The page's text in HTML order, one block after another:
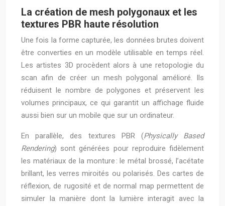
La création de mesh polygonaux et les
textures PBR haute résolution
Une fois la forme capturée, les données brutes doivent
être converties en un modèle utilisable en temps réel.
Les artistes 3D procèdent alors à une retopologie du
scan afin de créer un mesh polygonal amélioré. Ils
réduisent le nombre de polygones et préservent les
volumes principaux, ce qui garantit un affichage fluide
aussi bien sur un mobile que sur un ordinateur.
En parallèle, des textures PBR (Physically Based
Rendering) sont générées pour reproduire fidèlement
les matériaux de la monture : le métal brossé, l’acétate
brillant, les verres miroités ou polarisés. Des cartes de
réflexion, de rugosité et de normal map permettent de
simuler la manière dont la lumière interagit avec la